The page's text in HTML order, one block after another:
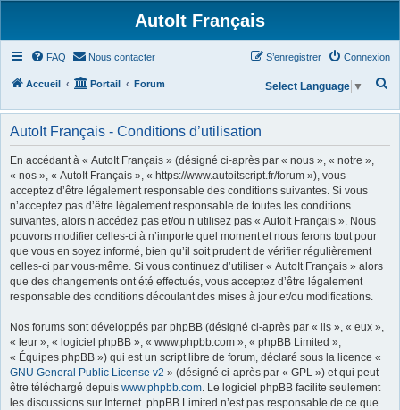
AutoIt Français
FAQ Nous contacter Connexion
S’enregistrer
Accueil Portail Forum
h
Select Language ▼
AutoIt Français - Conditions d’utilisation
En accédant à « AutoIt Français » (désigné ci-après par « nous », « notre »,
« nos », « AutoIt Français », « https://www.autoitscript.fr/forum »), vous
acceptez d’être légalement responsable des conditions suivantes. Si vous
n’acceptez pas d’être légalement responsable de toutes les conditions
suivantes, alors n’accédez pas et/ou n’utilisez pas « AutoIt Français ». Nous
pouvons modifier celles-ci à n’importe quel moment et nous ferons tout pour
que vous en soyez informé, bien qu’il soit prudent de vérifier régulièrement
celles-ci par vous-même. Si vous continuez d’utiliser « AutoIt Français » alors
que des changements ont été effectués, vous acceptez d’être légalement
responsable des conditions découlant des mises à jour et/ou modifications.
Nos forums sont développés par phpBB (désigné ci-après par « ils », « eux »,
« leur », « logiciel phpBB », « www.phpbb.com », « phpBB Limited »,
« Équipes phpBB ») qui est un script libre de forum, déclaré sous la licence «
GNU General Public License v2 » (désigné ci-après par « GPL ») et qui peut
être téléchargé depuis www.phpbb.com. Le logiciel phpBB facilite seulement
les discussions sur Internet. phpBB Limited n’est pas responsable de ce que